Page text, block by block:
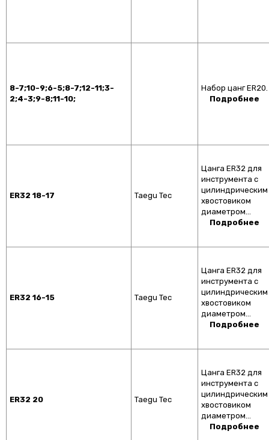
8-7;10-9;6-5;8-7;12-11;3-
2;4-3;9-8;11-10;
Набор цанг ER20.
Подробнее
ER32 18-17 Taegu Tec
Цанга ER32 для
инструмента с
цилиндрическим
хвостовиком
диаметром…
Подробнее
ER32 16-15 Taegu Tec
Цанга ER32 для
инструмента с
цилиндрическим
хвостовиком
диаметром…
Подробнее
ER32 20 Taegu Tec
Цанга ER32 для
инструмента с
цилиндрическим
хвостовиком
диаметром…
Подробнее